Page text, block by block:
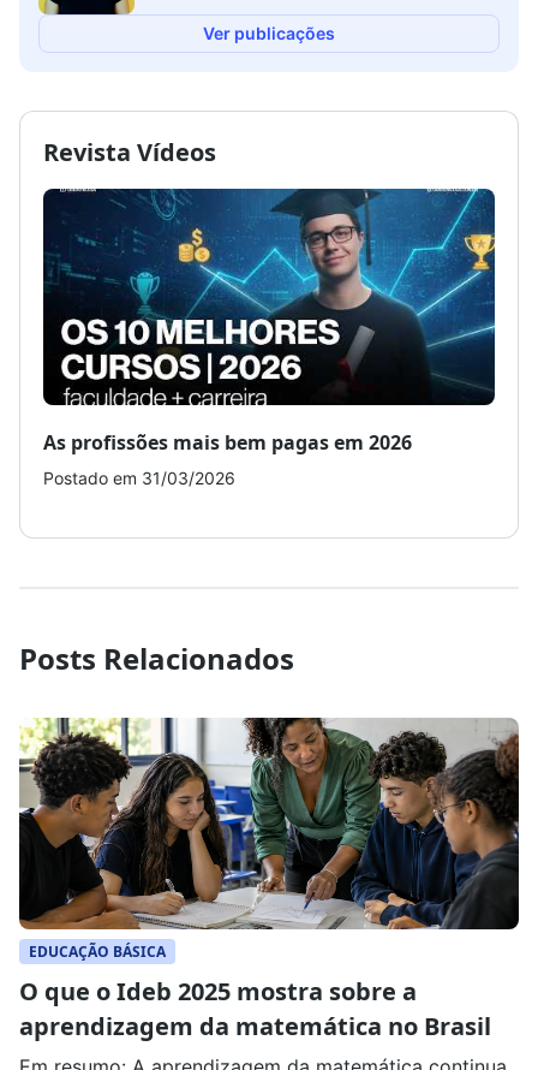
Ver publicações
Revista Vídeos
As profissões mais bem pagas em 2026
Postado em 31/03/2026
Posts Relacionados
EDUCAÇÃO BÁSICA
O que o Ideb 2025 mostra sobre a
aprendizagem da matemática no Brasil